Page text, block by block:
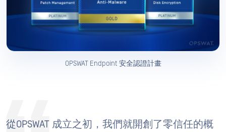
OPSWAT Endpoint 安全認證計畫
從OPSWAT 成立之初，我們就開創了零信任的概